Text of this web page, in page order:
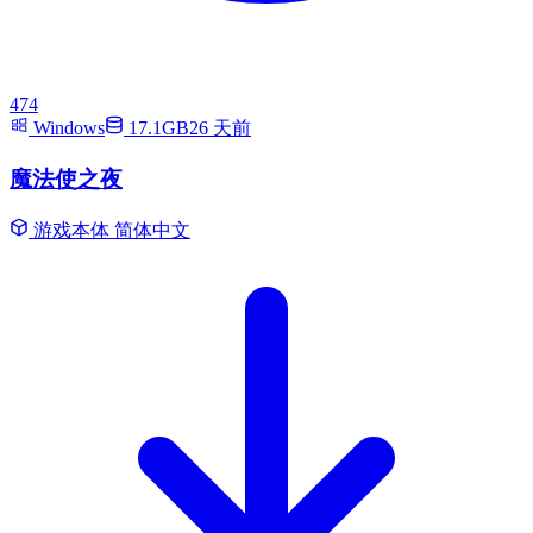
474
Windows
17.1GB26 天前
魔法使之夜
游戏本体 简体中文